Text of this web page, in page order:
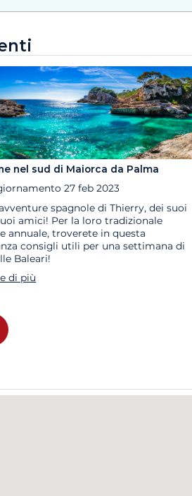
nel sud di Maiorca da Palma
27 feb 2023
spagnole di Thierry, dei suoi
amici! Per la loro tradizionale
annuale, troverete in questa
consigli utili per una settimana di
Baleari!
di più